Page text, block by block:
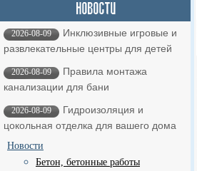
2026-08-09
Инклюзивные игровые и
развлекательные центры для детей
2026-08-09
Правила монтажа
канализации для бани
2026-08-09
Гидроизоляция и
цокольная отделка для вашего дома
Новости
Бетон, бетонные работы